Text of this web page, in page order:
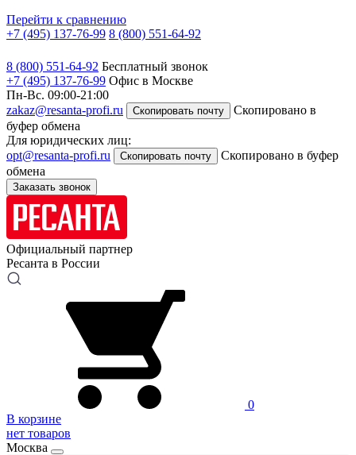
Перейти к сравнению
+7 (495) 137-76-99 8 (800) 551-64-92
8 (800) 551-64-92 Бесплатный звонок
+7 (495) 137-76-99 Офис в Москве
Пн-Вс. 09:00-21:00
zakaz@resanta-profi.ru
Скопировать почту
Скопировано в
буфер обмена
Для юридических лиц:
opt@resanta-profi.ru
Скопировать почту
Скопировано в буфер
обмена
Заказать звонок
Официальный партнер
Ресанта в России
0
В корзине
нет товаров
Москва